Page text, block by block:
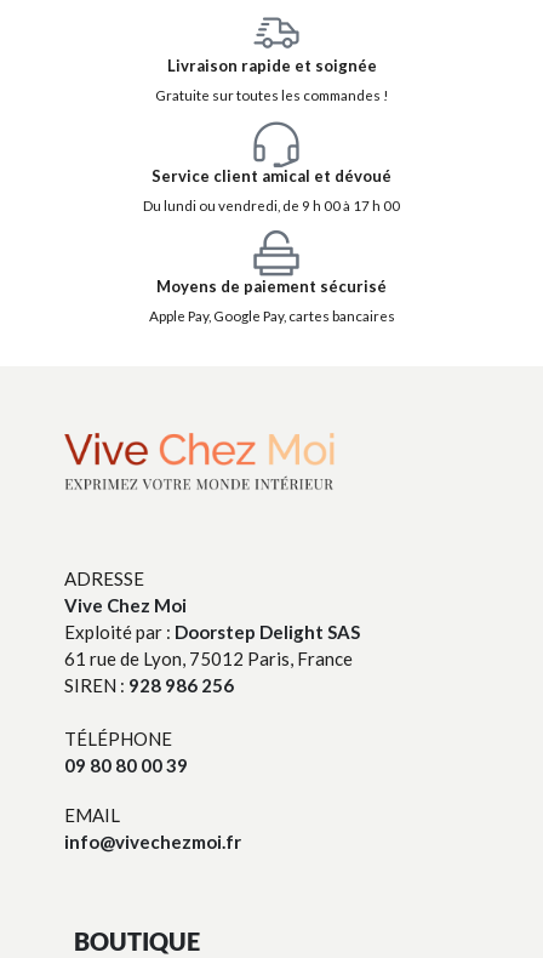
Livraison rapide et soignée
Gratuite sur toutes les commandes !
Service client amical et dévoué
Du lundi ou vendredi, de 9 h 00 à 17 h 00
Moyens de paiement sécurisé
Apple Pay, Google Pay, cartes bancaires
ADRESSE
Vive Chez Moi
Exploité par : Doorstep Delight SAS
61 rue de Lyon, 75012 Paris, France
SIREN : 928 986 256
TÉLÉPHONE
09 80 80 00 39
EMAIL
info@vivechezmoi.fr
BOUTIQUE